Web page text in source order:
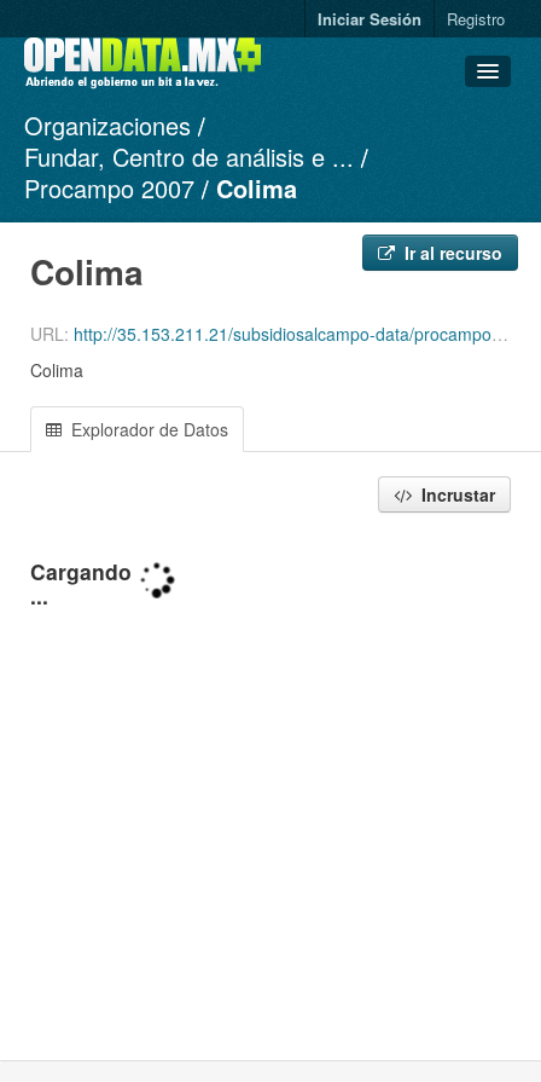
Iniciar Sesión Registro
Conjuntos de datos
Organizaciones
Grupos
Organizaciones
Fundar, Centro de análisis e ...
Procampo 2007
Colima
Ir al recurso
Colima
URL: http://35.153.211.21/subsidiosalcampo-data/procampo/procampo-2007-6-export.csv
Colima
Explorador de Datos
Incrustar